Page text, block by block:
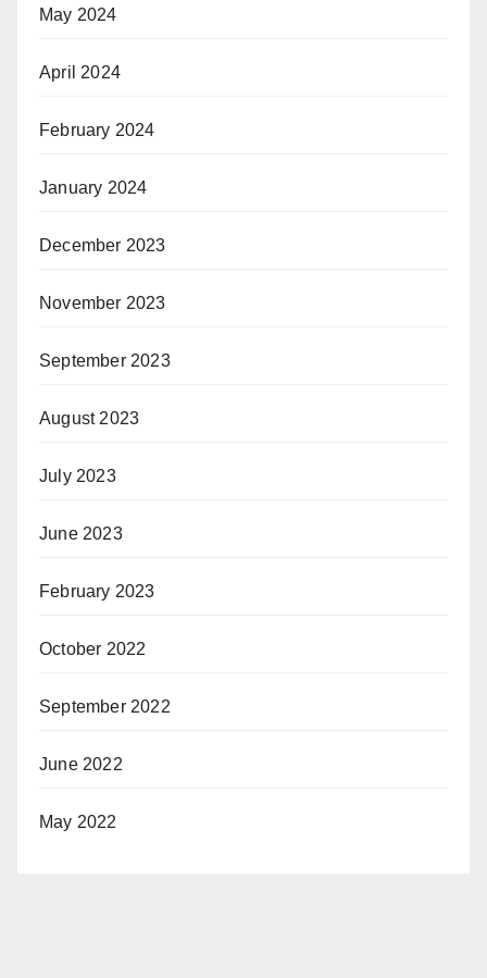
May 2024
April 2024
February 2024
January 2024
December 2023
November 2023
September 2023
August 2023
July 2023
June 2023
February 2023
October 2022
September 2022
June 2022
May 2022